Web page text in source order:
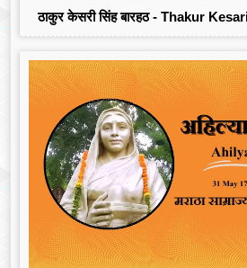
ठाकुर केसरी सिंह बारहठ - Thakur